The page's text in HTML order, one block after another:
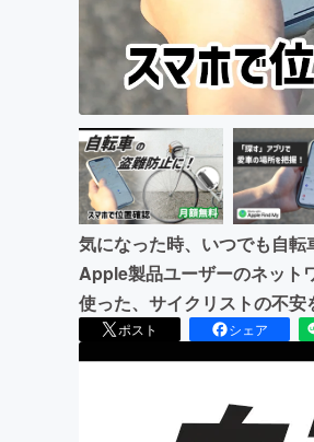
気になった時、いつでも自
Apple製品ユーザーのネット
使った、サイクリストの不安
ポスト シェア